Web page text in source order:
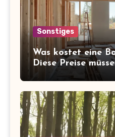
Sonstiges
Was kostet eine
Diese Preise